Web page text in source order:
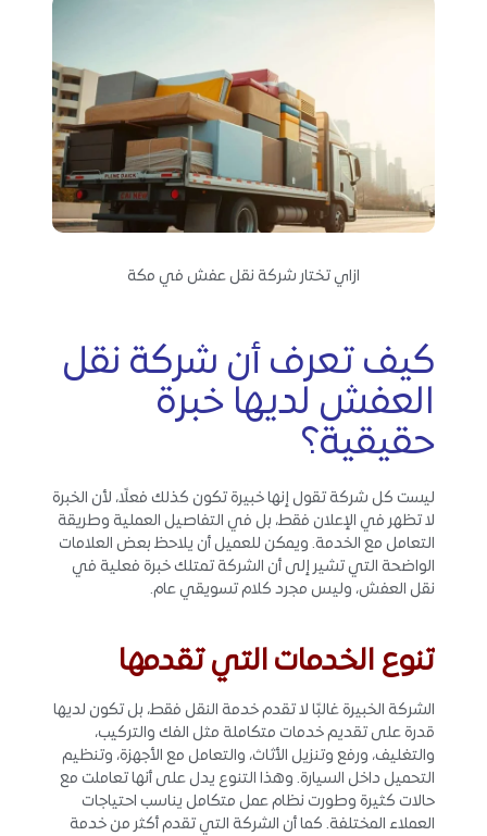
ازاي تختار شركة نقل عفش في مكة
كيف تعرف أن شركة نقل
العفش لديها خبرة
حقيقية؟
ليست كل شركة تقول إنها خبيرة تكون كذلك فعلًا، لأن الخبرة
لا تظهر في الإعلان فقط، بل في التفاصيل العملية وطريقة
التعامل مع الخدمة. ويمكن للعميل أن يلاحظ بعض العلامات
الواضحة التي تشير إلى أن الشركة تمتلك خبرة فعلية في
نقل العفش، وليس مجرد كلام تسويقي عام.
تنوع الخدمات التي تقدمها
الشركة الخبيرة غالبًا لا تقدم خدمة النقل فقط، بل تكون لديها
قدرة على تقديم خدمات متكاملة مثل الفك والتركيب،
والتغليف، ورفع وتنزيل الأثاث، والتعامل مع الأجهزة، وتنظيم
التحميل داخل السيارة. وهذا التنوع يدل على أنها تعاملت مع
حالات كثيرة وطورت نظام عمل متكامل يناسب احتياجات
العملاء المختلفة. كما أن الشركة التي تقدم أكثر من خدمة